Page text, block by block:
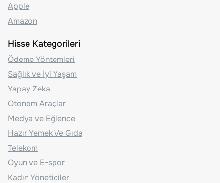
Apple
Amazon
Hisse Kategorileri
Ödeme Yöntemleri
Sağlık ve İyi Yaşam
Yapay Zeka
Otonom Araçlar
Medya ve Eğlence
Hazır Yemek Ve Gıda
Telekom
Oyun ve E-spor
Kadın Yöneticiler